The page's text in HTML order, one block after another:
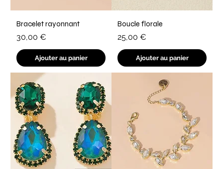
Bracelet rayonnant
Prix
30,00 €
Ajouter au panier
Boucle florale
Prix
25,00 €
Ajouter au panier